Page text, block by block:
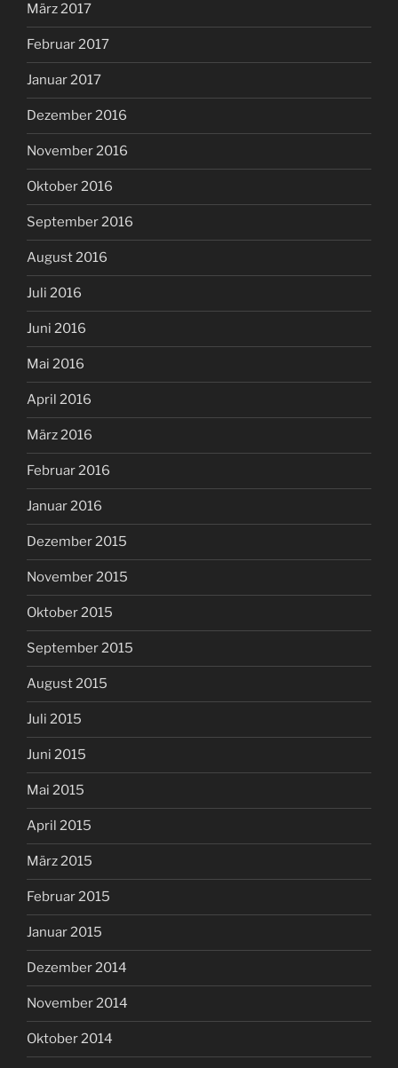
März 2017
Februar 2017
Januar 2017
Dezember 2016
November 2016
Oktober 2016
September 2016
August 2016
Juli 2016
Juni 2016
Mai 2016
April 2016
März 2016
Februar 2016
Januar 2016
Dezember 2015
November 2015
Oktober 2015
September 2015
August 2015
Juli 2015
Juni 2015
Mai 2015
April 2015
März 2015
Februar 2015
Januar 2015
Dezember 2014
November 2014
Oktober 2014